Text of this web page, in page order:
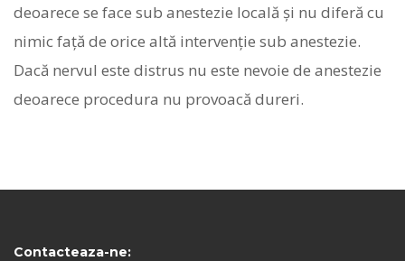
deoarece se face sub anestezie locală şi nu diferă cu
nimic faţă de orice altă intervenţie sub anestezie.
Dacă nervul este distrus nu este nevoie de anestezie
deoarece procedura nu provoacă dureri.
Contacteaza-ne: